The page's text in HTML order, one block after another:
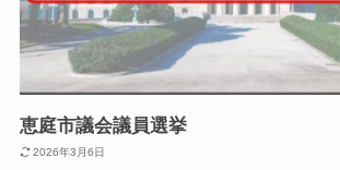
恵庭市議会議員選挙
2026年3月6日